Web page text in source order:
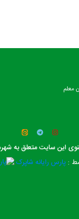
معلم
این سایت متعلق به
: پارس رایانه شاپرک